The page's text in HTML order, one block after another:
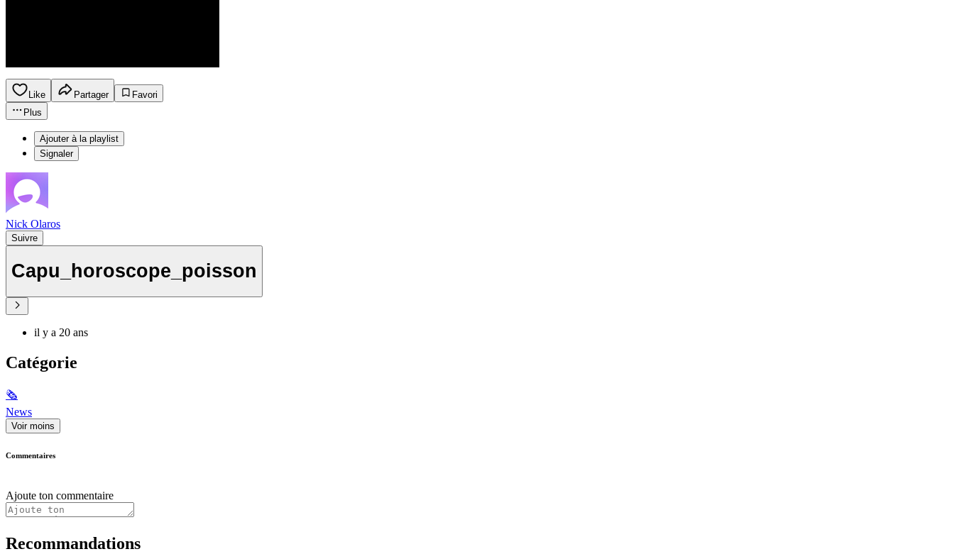
Like Partager
Favori
Plus
Ajouter à la playlist
Signaler
Nick Olaros
Suivre
Capu_horoscope_poisson
il y a 20 ans
Catégorie
🗞
News
Voir moins
Commentaires
Ajoute ton commentaire
Recommandations